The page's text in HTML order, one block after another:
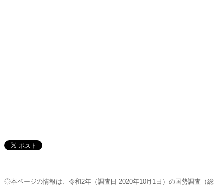
◎本ページの情報は、令和2年（調査日 2020年10月1日）の国勢調査（総